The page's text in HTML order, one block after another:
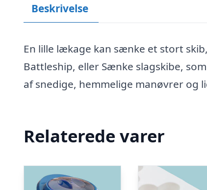
Beskrivelse
En lille lækage kan sænke et stort
Battleship, eller Sænke slagskibe,
af snedige, hemmelige manøvrer
Relaterede varer